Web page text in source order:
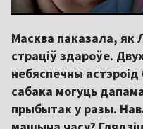
Масква паказала, як
страціў здароўе.
небяспечны астэроід
сабака могуць
прыбытак у разы.